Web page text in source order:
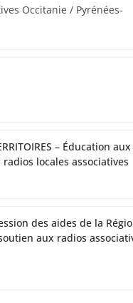
Occitanie / Pyrénées-
– Éducation
locales associatives
des aides de la
aux radios